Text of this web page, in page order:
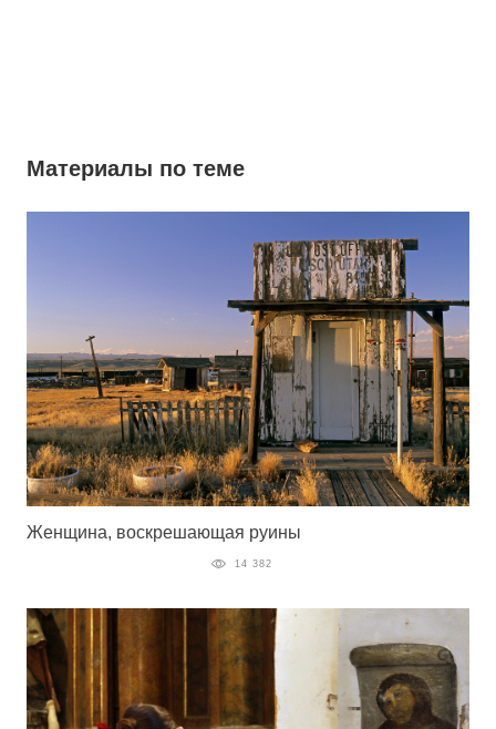
Материалы по теме
Женщина, воскрешающая руины
14 382